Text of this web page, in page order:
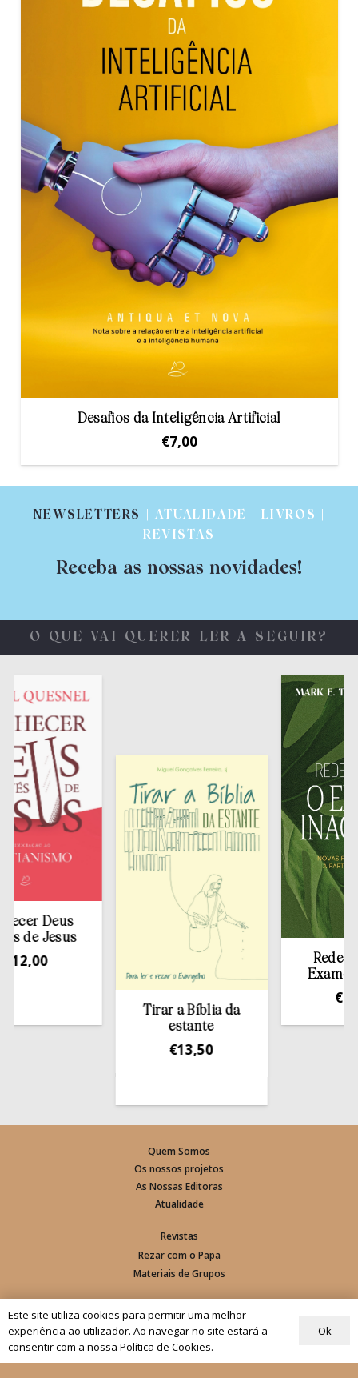
Desafios da Inteligência Artificial
€7,00
NEWSLETTERS
| ATUALIDADE | LIVROS |
REVISTAS
Receba as nossas novidades!
O QUE VAI QUERER LER A SEGUIR?
Deus
Jesus
Tirar a Bíblia da
estante
13,50
Exame
10,00
Quem Somos
Os nossos projetos
As Nossas Editoras
Atualidade
Revistas
Rezar com o Papa
Materiais de Grupos
As nossas newsletters
Receber
Este site utiliza cookies para permitir uma melhor
experiência ao utilizador. Ao navegar no site estará a
consentir com a nossa Política de Cookies.
Ok